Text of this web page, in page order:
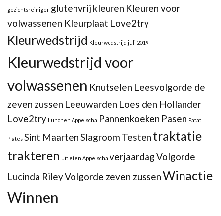
gezichtsreiniger glutenvrij kleuren Kleuren voor
volwassenen Kleurplaat Love2try
Kleurwedstrijd Kleurwedstrijd juli 2019
Kleurwedstrijd voor
volwassenen Knutselen Leesvolgorde de
zeven zussen Leeuwarden Loes den Hollander
Love2try Lunchen Appelscha Pannenkoeken Pasen Patat
Plates Sint MaartenSlagroom Testen traktatie
trakteren uit eten Appelscha verjaardagVolgorde
Lucinda RileyVolgorde zeven zussenWinactie
Winnen